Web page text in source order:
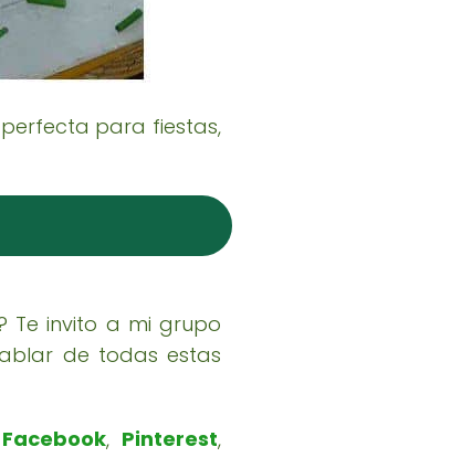
para fiestas,
Te invito a mi grupo
de todas estas
Facebook, Pinterest,